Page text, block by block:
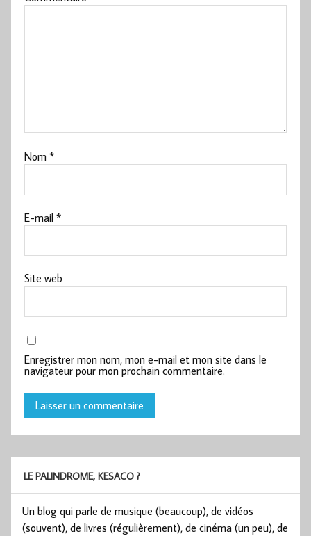
Nom*
E-mail*
Site web
Enregistrer mon nom, mon e-mail et mon site dans le
navigateur pour mon prochain commentaire.
LE PALINDROME, KESACO ?
Un blog qui parle de musique (beaucoup), de vidéos
(souvent), de livres (régulièrement), de cinéma (un peu), de